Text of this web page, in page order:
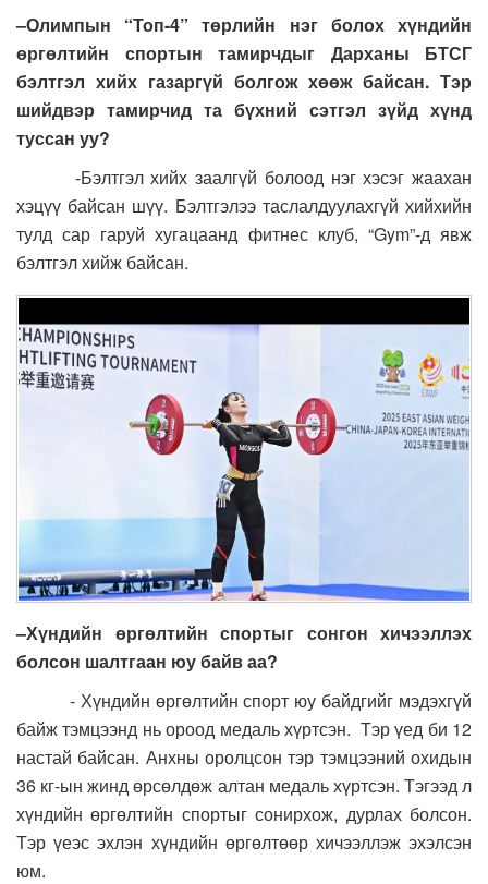
–Олимпын “Топ-4” төрлийн нэг болох хүндийн
өргөлтийн спортын тамирчдыг Дарханы БТСГ
бэлтгэл хийх газаргүй болгож хөөж байсан. Тэр
шийдвэр тамирчид та бүхний сэтгэл зүйд хүнд
туссан уу?
-Бэлтгэл хийх заалгүй болоод нэг хэсэг жаахан
хэцүү байсан шүү. Бэлтгэлээ таслалдуулахгүй хийхийн
тулд сар гаруй хугацаанд фитнес клуб, “Gym”-д явж
бэлтгэл хийж байсан.
–Хүндийн өргөлтийн спортыг сонгон хичээллэх
болсон шалтгаан юу байв аа?
- Хүндийн өргөлтийн спорт юу байдгийг мэдэхгүй
байж тэмцээнд нь ороод медаль хүртсэн. Тэр үед би 12
настай байсан. Анхны оролцсон тэр тэмцээний охидын
36 кг-ын жинд өрсөлдөж алтан медаль хүртсэн. Тэгээд л
хүндийн өргөлтийн спортыг сонирхож, дурлах болсон.
Тэр үеэс эхлэн хүндийн өргөлтөөр хичээллэж эхэлсэн
юм.